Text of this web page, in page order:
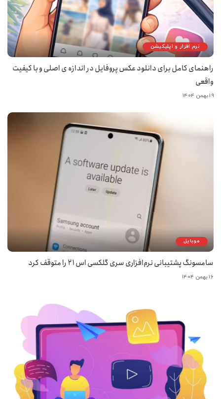
نرم افزار و اپلیکیشن
راهنمای کامل برای دانلود عکس پروفایل در اندازه ی اصلی و با کیفیت
واقعی
۱۹ بهمن ۱۴۰۴
موبایل
سامسونگ پشتیبانی نرم‌افزاری سری گلکسی اس ۲۱ را متوقف کرد
۱۶ بهمن ۱۴۰۴